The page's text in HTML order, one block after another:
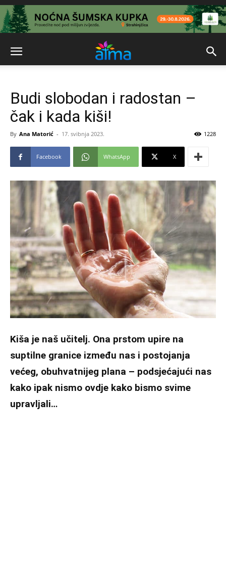
Budi slobodan i radostan –
čak i kada kiši!
By Ana Matorić - 17. svibnja 2023. 1228
Facebook WhatsApp X
Kiša je naš učitelj. Ona prstom upire na
suptilne granice između nas i postojanja
većeg, obuhvatnijeg plana – podsjećajući nas
kako ipak nismo ovdje kako bismo svime
upravljali…